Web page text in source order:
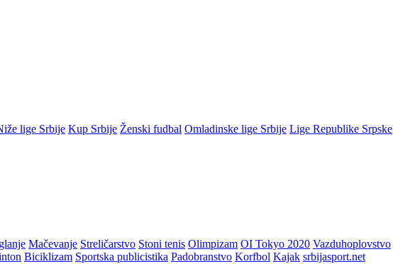
lige Srbije Kup Srbije Ženski fudbal Omladinske lige Srbije Lige Republike Srpske
Mačevanje Streličarstvo Stoni tenis Olimpizam OI Tokyo 2020 Vazduhoplovstvo
Biciklizam Sportska publicistika Padobranstvo Korfbol Kajak srbijasport.net